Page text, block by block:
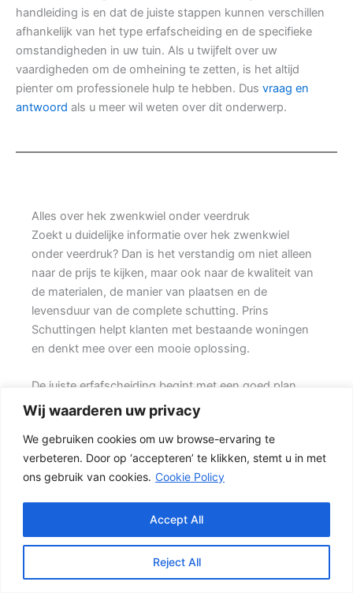
Wij waarderen uw privacy
We gebruiken cookies om uw browse-ervaring te
verbeteren. Door op ‘accepteren’ te klikken, stemt u in met
ons gebruik van cookies. Cookie Policy
Reject All
Accept All
handleiding is en dat de juiste stappen kunnen verschillen
afhankelijk van het type erfafscheiding en de specifieke
omstandigheden in uw tuin. Als u twijfelt over uw
vaardigheden om de omheining te zetten, is het altijd
pienter om professionele hulp te hebben. Dus vraag en
antwoord als u meer wil weten over dit onderwerp.
Alles over hek zwenkwiel onder veerdruk
Zoekt u duidelijke informatie over hek zwenkwiel
onder veerdruk? Dan is het verstandig om niet alleen
naar de prijs te kijken, maar ook naar de kwaliteit van
de materialen, de manier van plaatsen en de
levensduur van de complete schutting. Prins
Schuttingen helpt klanten met bestaande woningen
en denkt mee over een mooie oplossing.
De juiste erfafscheiding begint met een goed plan.
Wilt u vooral een luxe uitstraling, dan kan een hout-
beton schutting met hoge betonplaat of zwarte
accenten goed passen. Daarbij spelen ook zaken mee
zoals windbelasting, hoogteverschillen, grondsoort,
erfgrens en de bereikbaarheid van de tuin.
Welke schutting past bij uw tuin?
In veel tuinen wordt gekozen voor een combinatie
van hout en beton. {Het beton zorgt voor een sterke